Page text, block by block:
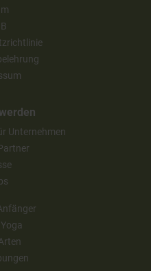
Unternehmen